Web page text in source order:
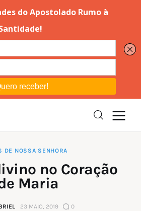
DE NOSSA SENHORA
no Coração
Maria
23 MAIO, 2019 0